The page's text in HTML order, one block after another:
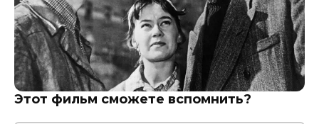
Этот фильм сможете вспомнить?